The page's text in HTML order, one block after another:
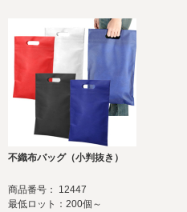
不織布バッグ（小判抜き）
商品番号： 12447
最低ロット：200個～